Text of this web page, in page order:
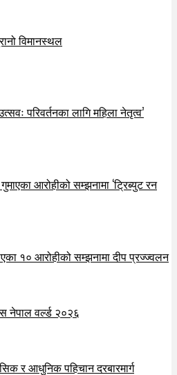
विमानस्थल
परिवर्तनका लागि महिला नेतृत्व’
आरोहीको सम्झनामा ‘ट्रिब्युट रन
१० आरोहीको सम्झनामा दीप प्रज्ज्वलन
नेपाल वर्ल्ड २०२६
र आधुनिक पहिचान दरबारमार्ग